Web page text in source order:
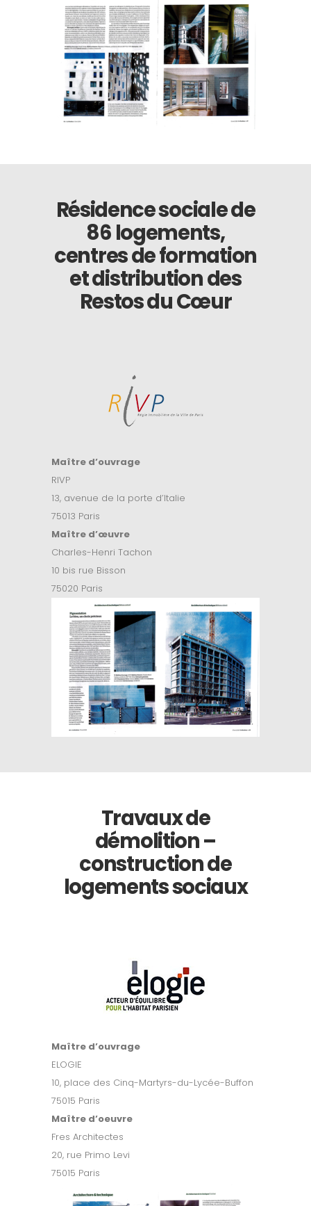
Résidence sociale de
86 logements,
centres de formation
et distribution des
Restos du Cœur
Maître d’ouvrage
RIVP
13, avenue de la porte d’Italie
75013 Paris
Maître d’œuvre
Charles-Henri Tachon
10 bis rue Bisson
75020 Paris
Travaux de
démolition –
construction de
logements sociaux
Maître d’ouvrage
ELOGIE
10, place des Cinq-Martyrs-du-Lycée-Buffon
75015 Paris
Maître d’oeuvre
Fres Architectes
20, rue Primo Levi
75015 Paris